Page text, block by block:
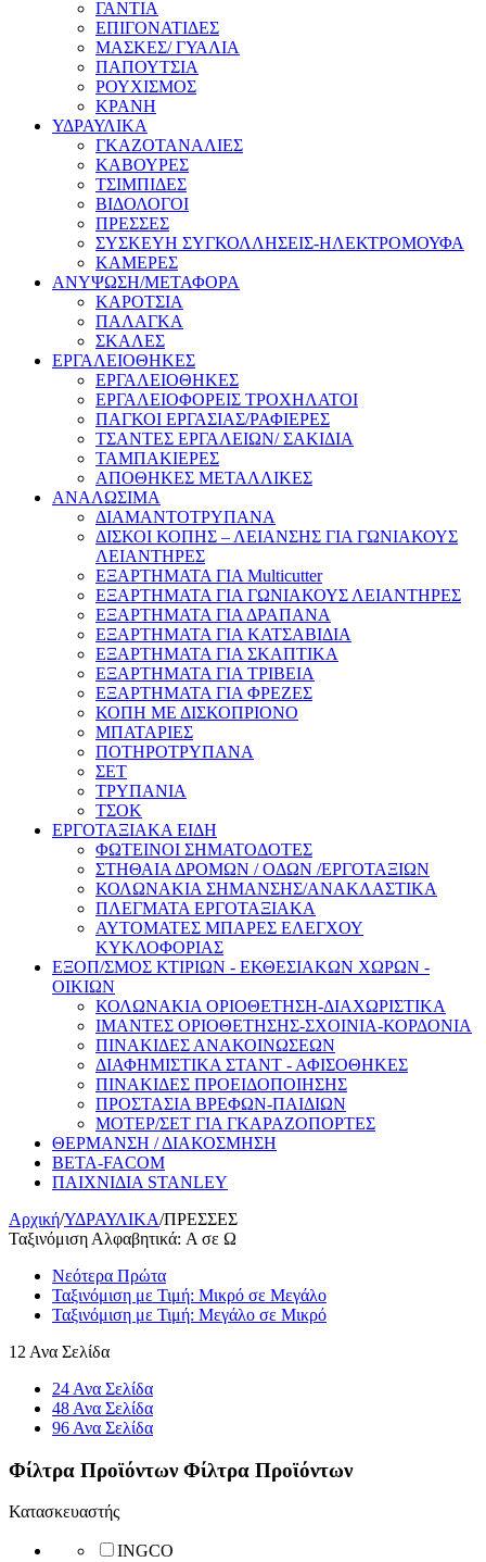
ΓΑΝΤΙΑ
ΕΠΙΓΟΝΑΤΙΔΕΣ
ΜΑΣΚΕΣ/ ΓΥΑΛΙΑ
ΠΑΠΟΥΤΣΙΑ
ΡΟΥΧΙΣΜΟΣ
ΚΡΑΝΗ
ΥΔΡΑΥΛΙΚΑ
ΓΚΑΖΟΤΑΝΑΛΙΕΣ
ΚΑΒΟΥΡΕΣ
ΤΣΙΜΠΙΔΕΣ
ΒΙΔΟΛΟΓΟΙ
ΠΡΕΣΣΕΣ
ΣΥΣΚΕΥΗ ΣΥΓΚΟΛΛΗΣΕΙΣ-ΗΛΕΚΤΡΟΜΟΥΦΑ
ΚΑΜΕΡΕΣ
ΑΝΥΨΩΣΗ/ΜΕΤΑΦΟΡΑ
ΚΑΡΟΤΣΙΑ
ΠΑΛΑΓΚΑ
ΣΚΑΛΕΣ
ΕΡΓΑΛΕΙΟΘΗΚΕΣ
ΕΡΓΑΛΕΙΟΘΗΚΕΣ
ΕΡΓΑΛΕΙΟΦΟΡΕΙΣ ΤΡΟΧΗΛΑΤΟΙ
ΠΑΓΚΟΙ ΕΡΓΑΣΙΑΣ/ΡΑΦΙΕΡΕΣ
ΤΣΑΝΤΕΣ ΕΡΓΑΛΕΙΩΝ/ ΣΑΚΙΔΙΑ
ΤΑΜΠΑΚΙΕΡΕΣ
ΑΠΟΘΗΚΕΣ ΜΕΤΑΛΛΙΚΕΣ
ΑΝΑΛΩΣΙΜΑ
ΔΙΑΜΑΝΤΟΤΡΥΠΑΝΑ
ΔΙΣΚΟΙ ΚΟΠΗΣ – ΛΕΙΑΝΣΗΣ ΓΙΑ ΓΩΝΙΑΚΟΥΣ
ΛΕΙΑΝΤΗΡΕΣ
ΕΞΑΡΤΗΜΑΤΑ ΓΙΑ Multicutter
ΕΞΑΡΤΗΜΑΤΑ ΓΙΑ ΓΩΝΙΑΚΟΥΣ ΛΕΙΑΝΤΗΡΕΣ
ΕΞΑΡΤΗΜΑΤΑ ΓΙΑ ΔΡΑΠΑΝΑ
ΕΞΑΡΤΗΜΑΤΑ ΓΙΑ ΚΑΤΣΑΒΙΔΙΑ
ΕΞΑΡΤΗΜΑΤΑ ΓΙΑ ΣΚΑΠΤΙΚΑ
ΕΞΑΡΤΗΜΑΤΑ ΓΙΑ ΤΡΙΒΕΙΑ
ΕΞΑΡΤΗΜΑΤΑ ΓΙΑ ΦΡΕΖΕΣ
ΚΟΠΗ ΜΕ ΔΙΣΚΟΠΡΙΟΝΟ
ΜΠΑΤΑΡΙΕΣ
ΠΟΤΗΡΟΤΡΥΠΑΝΑ
ΣΕΤ
ΤΡΥΠΑΝΙΑ
ΤΣΟΚ
ΕΡΓΟΤΑΞΙΑΚΑ ΕΙΔΗ
ΦΩΤΕΙΝΟΙ ΣΗΜΑΤΟΔΟΤΕΣ
ΣΤΗΘΑΙΑ ΔΡΟΜΩΝ / ΟΔΩΝ /ΕΡΓΟΤΑΞΙΩΝ
ΚΟΛΩΝΑΚΙΑ ΣΗΜΑΝΣΗΣ/ΑΝΑΚΛΑΣΤΙΚΑ
ΠΛΕΓΜΑΤΑ ΕΡΓΟΤΑΞΙΑΚΑ
ΑΥΤΟΜΑΤΕΣ ΜΠΑΡΕΣ ΕΛΕΓΧΟΥ
ΚΥΚΛΟΦΟΡΙΑΣ
ΕΞΟΠ/ΣΜΟΣ ΚΤΙΡΙΩΝ - ΕΚΘΕΣΙΑΚΩΝ ΧΩΡΩΝ -
ΟΙΚΙΩΝ
ΚΟΛΩΝΑΚΙΑ ΟΡΙΟΘΕΤΗΣΗ-ΔΙΑΧΩΡΙΣΤΙΚΑ
ΙΜΑΝΤΕΣ ΟΡΙΟΘΕΤΗΣΗΣ-ΣΧΟΙΝΙΑ-ΚΟΡΔΟΝΙΑ
ΠΙΝΑΚΙΔΕΣ ΑΝΑΚΟΙΝΩΣΕΩΝ
ΔΙΑΦΗΜΙΣΤΙΚΑ ΣΤΑΝΤ - ΑΦΙΣΟΘΗΚΕΣ
ΠΙΝΑΚΙΔΕΣ ΠΡΟΕΙΔΟΠΟΙΗΣΗΣ
ΠΡΟΣΤΑΣΙΑ ΒΡΕΦΩΝ-ΠΑΙΔΙΩΝ
ΜΟΤΕΡ/ΣΕΤ ΓΙΑ ΓΚΑΡΑΖΟΠΟΡΤΕΣ
ΘΕΡΜΑΝΣΗ / ΔΙΑΚΟΣΜΗΣΗ
BETA-FACOM
ΠΑΙΧΝΙΔΙΑ STANLEY
Αρχική/ΥΔΡΑΥΛΙΚΑ/ΠΡΕΣΣΕΣ
Ταξινόμιση Αλφαβητικά: A σε Ω
Νεότερα Πρώτα
Ταξινόμιση με Τιμή: Μικρό σε Μεγάλο
Ταξινόμιση με Τιμή: Μεγάλο σε Μικρό
12 Ανα Σελίδα
24 Ανα Σελίδα
48 Ανα Σελίδα
96 Ανα Σελίδα
Φίλτρα Προϊόντων Φίλτρα Προϊόντων
Κατασκευαστής
INGCO